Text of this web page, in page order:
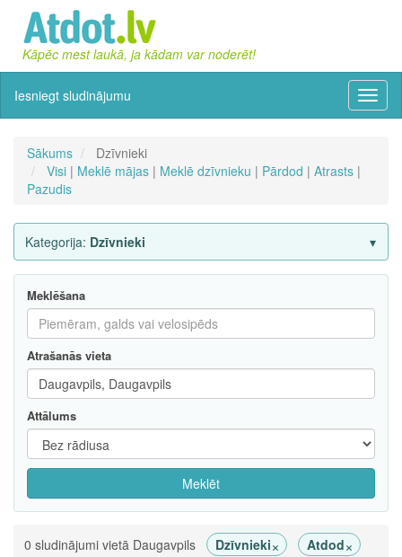
Kāpēc mest laukā, ja kādam var noderēt!
Iesniegt sludinājumu
Sākums
Dzīvnieki
Visi | Meklē mājas | Meklē dzīvnieku | Pārdod | Atrasts |
Pazudis
Kategorija: Dzīvnieki
Meklēšana
Atrašanās vieta
Attālums
Meklēt
0 sludinājumi vietā Daugavpils Dzīvnieki× Atdod×